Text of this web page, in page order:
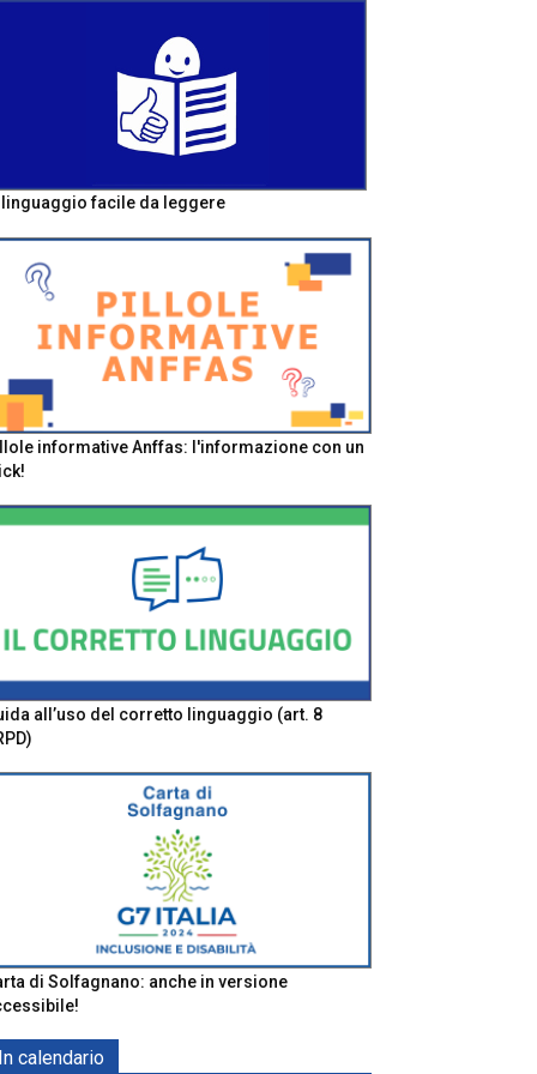
linguaggio facile da leggere
informative Anffas: l'informazione con un
all’uso del corretto linguaggio (art. 8
di Solfagnano: anche in versione
In calendario